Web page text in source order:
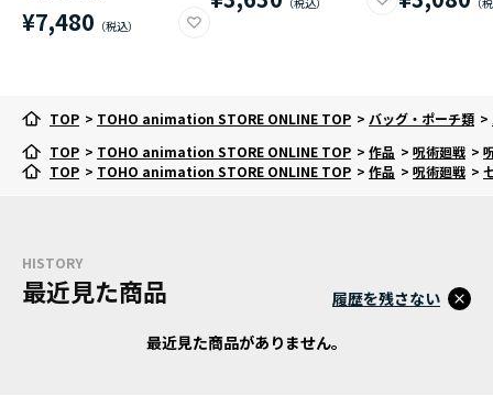
¥7,480
TOP > TOHO animation STORE ONLINE TOP > バッグ・ポーチ類 >
TOP > TOHO animation STORE ONLINE TOP > 作品 > 呪術廻戦 >
TOP > TOHO animation STORE ONLINE TOP > 作品 > 呪術廻戦 >
HISTORY
最近見た商品
最近見た商品がありません。
履歴を残さない